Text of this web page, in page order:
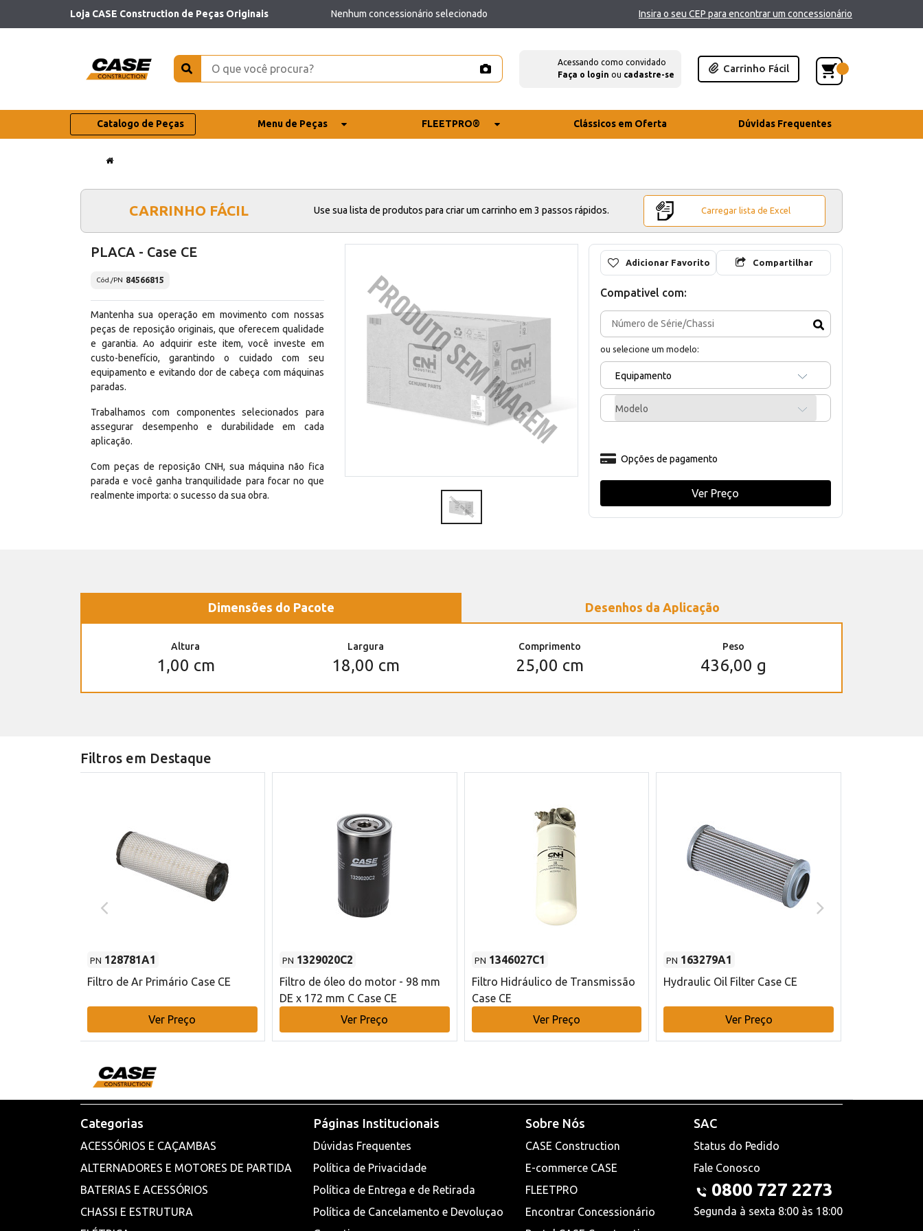
Loja CASE Construction de Peças Originais Nenhum concessionário selecionado Insira o seu CEP para encontrar um concessionário
Acessando como convidado
Faça o login ou cadastre-se
Carrinho Fácil
Catalogo de Peças Menu de Peças FLEETPRO® Clássicos em Oferta Dúvidas Frequentes
CARRINHO FÁCIL Use sua lista de produtos para criar um carrinho em 3 passos rápidos. Carregar lista de Excel
PLACA - Case CE
Cód./PN 84566815
Mantenha sua operação em movimento com nossas
peças de reposição originais, que oferecem qualidade
e garantia. Ao adquirir este item, você investe em
custo-benefício, garantindo o cuidado com seu
equipamento e evitando dor de cabeça com máquinas
paradas.
Trabalhamos com componentes selecionados para
assegurar desempenho e durabilidade em cada
aplicação.
Com peças de reposição CNH, sua máquina não fica
parada e você ganha tranquilidade para focar no que
realmente importa: o sucesso da sua obra.
Adicionar Favorito Compartilhar
Compativel com:
ou selecione um modelo:
Equipamento
Modelo
Opções de pagamento
Ver Preço
Dimensões do Pacote Desenhos da Aplicação
Altura
1,00 cm
Largura
18,00 cm
Comprimento
25,00 cm
Peso
436,00 g
Filtros em Destaque
PN 128781A1
Filtro de Ar Primário Case CE
Ver Preço
PN 1329020C2
Filtro de óleo do motor - 98 mm
DE x 172 mm C Case CE
Ver Preço
PN 1346027C1
Filtro Hidráulico de Transmissão
Case CE
Ver Preço
PN 163279A1
Hydraulic Oil Filter Case CE
Ver Preço
Categorias
ACESSÓRIOS E CAÇAMBAS
ALTERNADORES E MOTORES DE PARTIDA
BATERIAS E ACESSÓRIOS
CHASSI E ESTRUTURA
Páginas Institucionais
Dúvidas Frequentes
Política de Privacidade
Política de Entrega e de Retirada
Política de Cancelamento e Devoluçao
Sobre Nós
CASE Construction
E-commerce CASE
FLEETPRO
Encontrar Concessionário
SAC
Status do Pedido
Fale Conosco
0800 727 2273
Segunda à sexta 8:00 às 18:00